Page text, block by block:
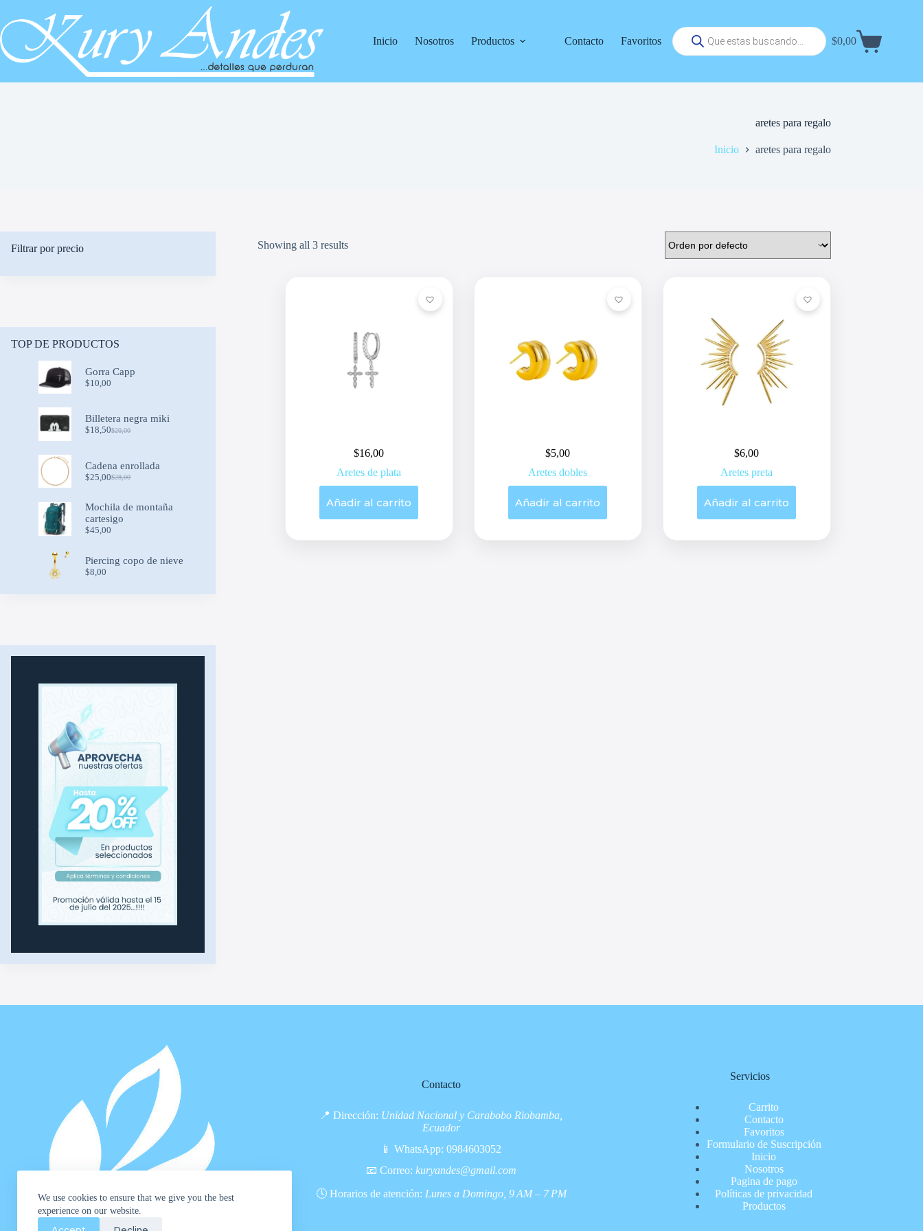
contenido
We use cookies to ensure that we give you the best
experience on our website.
Inicio Nosotros Productos Contacto Favoritos
Búsqueda
de
productos
Carrito
$0,00
aretes para regalo
Inicio aretes para regalo
Showing all 3 results
$16,00
Aretes de plata
Añadir al carrito
$5,00
Aretes dobles
Añadir al carrito
$6,00
Aretes preta
Añadir al carrito
Filtrar por precio
TOP DE PRODUCTOS
Gorra Capp
$10,00
Billetera negra miki
$20,00
Original
$20,00.
$18,50Current
$18,50.
Cadena enrollada
$28,00
Original
was:
$28,00.
$25,00Current
is:
$25,00.
Mochila de montaña
cartesigo
$45,00
Piercing copo de nieve
$8,00
Contacto
📍 Dirección: Unidad Nacional y Carabobo Riobamba,
Ecuador
📱 WhatsApp: 0984603052
📧 Correo: kuryandes@gmail.com
🕓 Horarios de atención: Lunes a Domingo, 9 AM – 7 PM
Servicios
Carrito
Contacto
Favoritos
Formulario de Suscripción
Inicio
Nosotros
Pagina de pago
Políticas de privacidad
Productos